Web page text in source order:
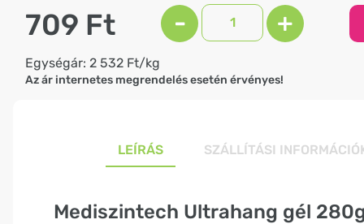
709 Ft - +
Egységár: 2 532 Ft/kg
Az ár internetes megrendelés esetén érvényes!
LEÍRÁS SZÁLLÍTÁSI
Mediszintech Ultrahang gél